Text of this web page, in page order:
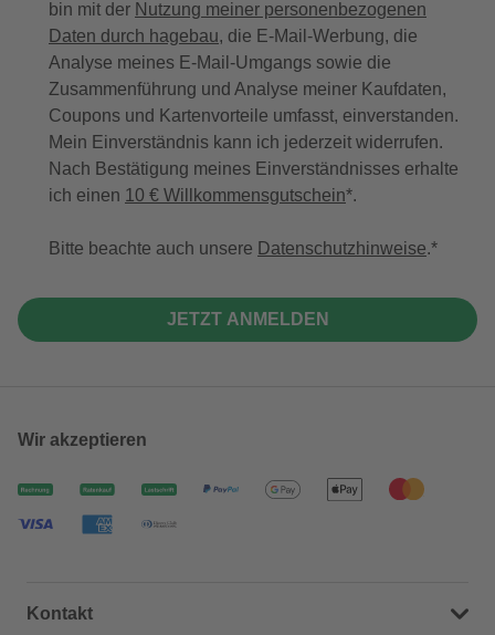
bin mit der Nutzung meiner personenbezogenen
Daten durch hagebau, die E-Mail-Werbung, die
Analyse meines E-Mail-Umgangs sowie die
Zusammenführung und Analyse meiner Kaufdaten,
Coupons und Kartenvorteile umfasst, einverstanden.
Mein Einverständnis kann ich jederzeit widerrufen.
Nach Bestätigung meines Einverständnisses erhalte
ich einen 10 € Willkommensgutschein*.
Bitte beachte auch unsere Datenschutzhinweise.
JETZT ANMELDEN
Wir akzeptieren
Kontakt